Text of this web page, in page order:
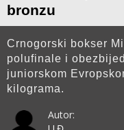
bronzu
Crnogorski bokser
polufinale i
juniorskom
kilograma.
Autor: